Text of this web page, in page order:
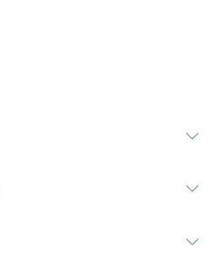
新卒就
マンガ・ゲーム